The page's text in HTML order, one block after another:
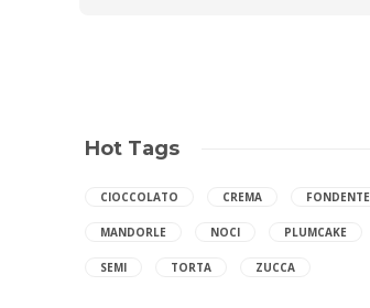
Hot Tags
CIOCCOLATO CREMA FONDENTE
MANDORLE NOCI PLUMCAKE
SEMI TORTA ZUCCA